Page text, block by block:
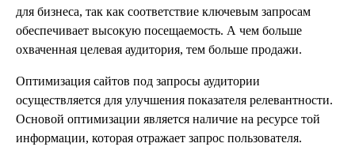
для бизнеса, так как соответствие ключевым запросам
обеспечивает высокую посещаемость. А чем больше
охваченная целевая аудитория, тем больше продажи.
Оптимизация сайтов под запросы аудитории
осуществляется для улучшения показателя релевантности.
Основой оптимизации является наличие на ресурсе той
информации, которая отражает запрос пользователя.